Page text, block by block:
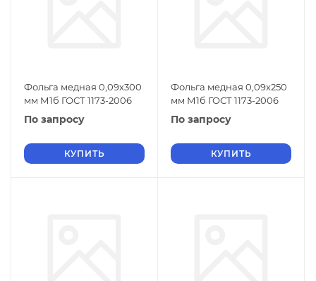
Фольга медная 0,09х300
мм М1б ГОСТ 1173-2006
По запросу
КУПИТЬ
Фольга медная 0,09х250
мм М1б ГОСТ 1173-2006
По запросу
КУПИТЬ